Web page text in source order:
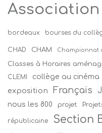
bordeaux bourses du
CHAD CHAM Championnat
Classes à Horaires
CLEMI collège au cinéma
exposition Français
nous les 800 projet
républicaine Section